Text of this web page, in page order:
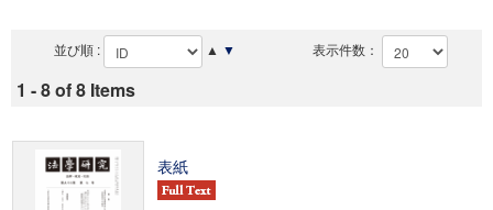
並び順 : ▲ ▼ 表示件数：
1 - 8 of 8 Items
表紙